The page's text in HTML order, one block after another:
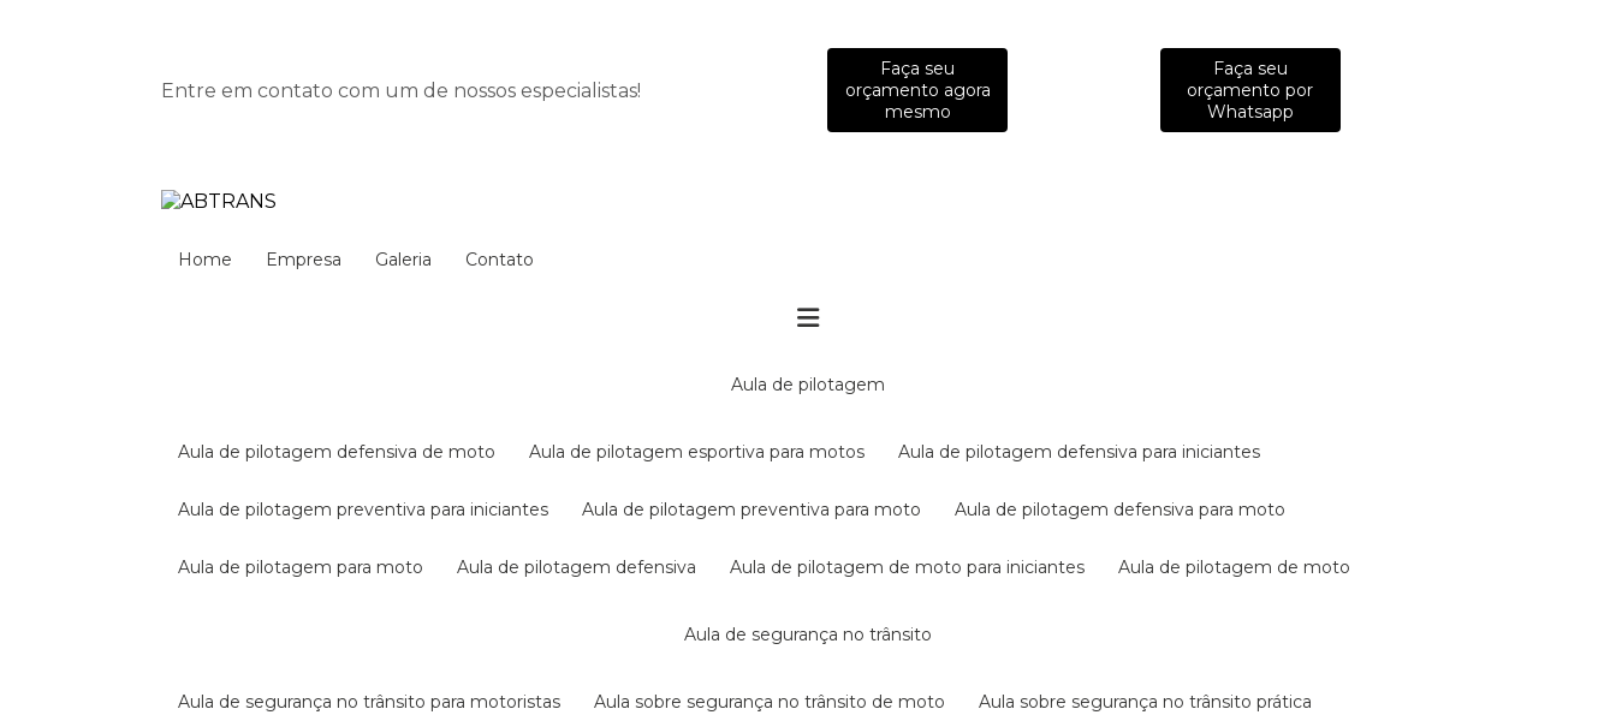
Entre em contato com um de nossos especialistas!
Faça seu
orçamento agora
mesmo
Faça seu
orçamento por
Whatsapp
Home Empresa Galeria Contato
aula de pilotagem
aula de pilotagem defensiva de moto aula de pilotagem esportiva para motos aula de pilotagem defensiva para iniciantes
aula de pilotagem preventiva para iniciantes aula de pilotagem preventiva para moto aula de pilotagem defensiva para moto
aula de pilotagem para moto aula de pilotagem defensiva aula de pilotagem de moto para iniciantes aula de pilotagem de moto
aula de segurança no trânsito
aula de segurança no trânsito para motoristas aula sobre segurança no trânsito de moto aula sobre segurança no trânsito prática